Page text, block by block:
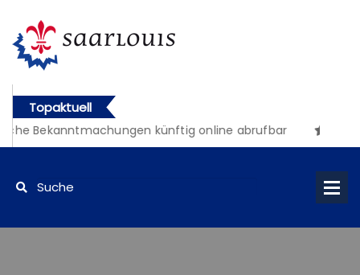
Topaktuell
Bekanntmachungen künftig online abrufbar